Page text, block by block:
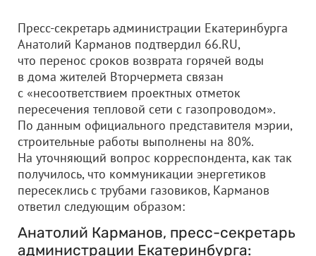
Пресс-секретарь администрации Екатеринбурга
Анатолий Карманов подтвердил 66.RU,
что перенос сроков возврата горячей воды
в дома жителей Вторчермета связан
с «несоответствием проектных отметок
пересечения тепловой сети с газопроводом».
По данным официального представителя мэрии,
строительные работы выполнены на 80%.
На уточняющий вопрос корреспондента, как так
получилось, что коммуникации энергетиков
пересеклись с трубами газовиков, Карманов
ответил следующим образом:
Анатолий Карманов, пресс-секретарь
администрации Екатеринбурга: